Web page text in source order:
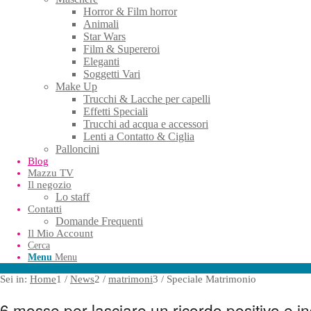
Horror & Film horror
Animali
Star Wars
Film & Supereroi
Eleganti
Soggetti Vari
Make Up
Trucchi & Lacche per capelli
Effetti Speciali
Trucchi ad acqua e accessori
Lenti a Contatto & Ciglia
Palloncini
Blog
Mazzu TV
Il negozio
Lo staff
Contatti
Domande Frequenti
Il Mio Account
Cerca
Menu Menu
Sei in: Home1 / News2 / matrimoni3 / Speciale Matrimonio